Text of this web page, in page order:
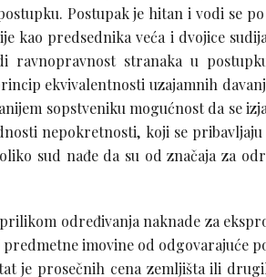
Postupak je hitan i vodi se
kao predsednika veća i dvojice
ravnopravnost stranaka u
ekvivalentnosti uzajamnih
sopstveniku mogućnost da se
nepokretnosti, koji se
sud nađe da su od značaja za
određivanja naknade za
imovine od odgovarajuće
je prosečnih cena zemljišta ili